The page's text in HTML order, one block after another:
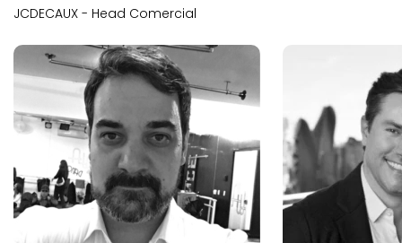
JCDECAUX - Head Comercial